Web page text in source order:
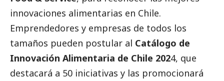
innovaciones alimentarias en Chile.
Emprendedores y empresas de todos los
tamaños pueden postular al Catálogo de
Innovación Alimentaria de Chile 2024, que
destacará a 50 iniciativas y las promocionará